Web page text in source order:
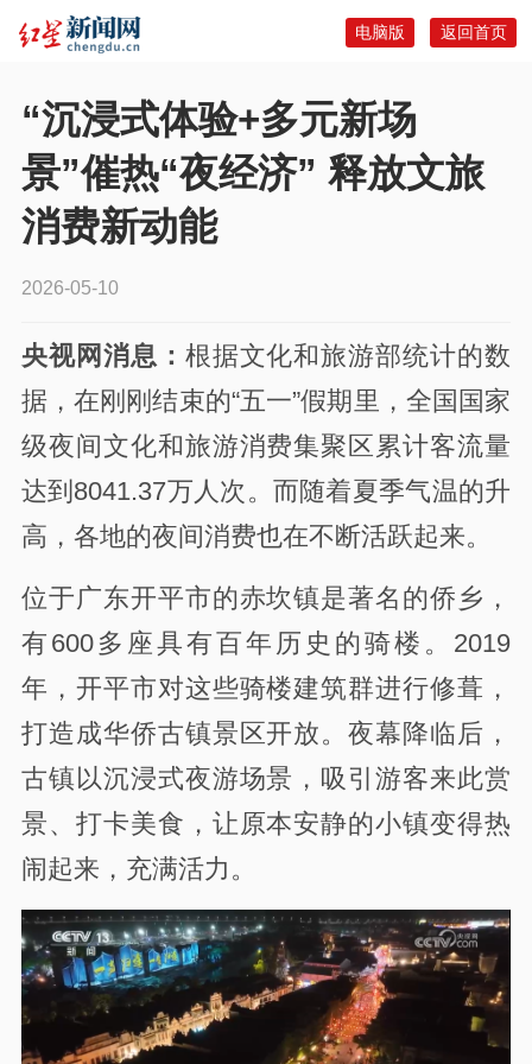
返回首页
电脑版
“沉浸式体验+多元新场
景”催热“夜经济” 释放文旅
消费新动能
2026-05-10
央视网消息： 根据文化和旅游部统计的数
据，在刚刚结束的“五一”假期里，全国国家
级夜间文化和旅游消费集聚区累计客流量
达到8041.37万人次。而随着夏季气温的升
高，各地的夜间消费也在不断活跃起来。
位于广东开平市的赤坎镇是著名的侨乡，
有600多座具有百年历史的骑楼。2019
年，开平市对这些骑楼建筑群进行修葺，
打造成华侨古镇景区开放。夜幕降临后，
古镇以沉浸式夜游场景，吸引游客来此赏
景、打卡美食，让原本安静的小镇变得热
闹起来，充满活力。